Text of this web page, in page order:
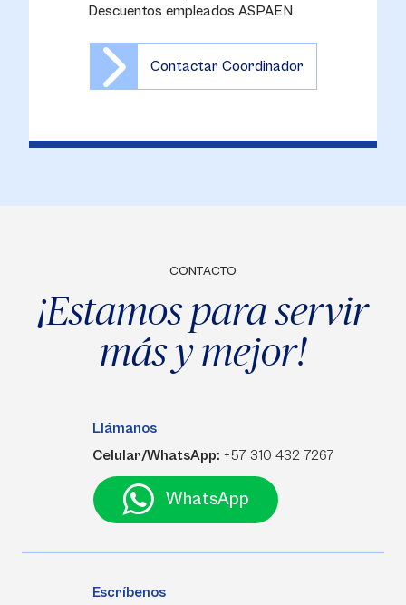
Descuentos empleados ASPAEN
Contactar Coordinador
CONTACTO
¡Estamos para servir
más y mejor!
Llámanos
Celular/WhatsApp: +57 310 432 7267
WhatsApp
Escríbenos